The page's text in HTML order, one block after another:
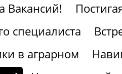
Вакансий!
специалиста
в аграрном